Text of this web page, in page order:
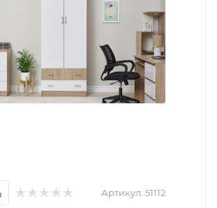
Артикул: 51112